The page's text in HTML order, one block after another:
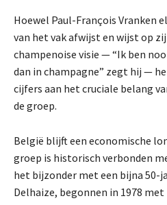
Hoewel Paul-François Vranken
van het vak afwijst en wijst op
champenoise visie — “Ik ben
dan in champagne” zegt hij —
cijfers aan het cruciale belang
de groep.
België blijft een economische
groep is historisch verbonden
het bijzonder met een bijna 50-
Delhaize, begonnen in 1978